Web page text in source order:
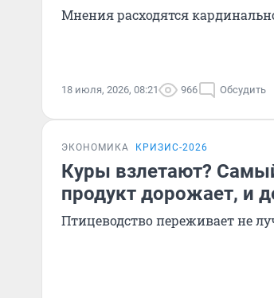
Мнения расходятся
18 июля, 2026, 08:21 966 Обсудить
ЭКОНОМИКА КРИЗИС-2026
Куры взлетают?
продукт дорожает, и
Птицеводство переживает не